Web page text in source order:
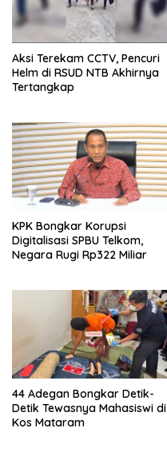
Aksi Terekam CCTV, Pencuri
Helm di RSUD NTB Akhirnya
Tertangkap
KPK Bongkar Korupsi
Digitalisasi SPBU Telkom,
Negara Rugi Rp322 Miliar
44 Adegan Bongkar Detik-
Detik Tewasnya Mahasiswi di
Kos Mataram